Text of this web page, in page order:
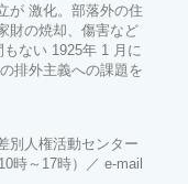
が 激化。部落外の住
財の焼却、傷害など
ない 1925年 1 月に
排外主義への課題を
別人権活動センター
時～17時）／ e-mail